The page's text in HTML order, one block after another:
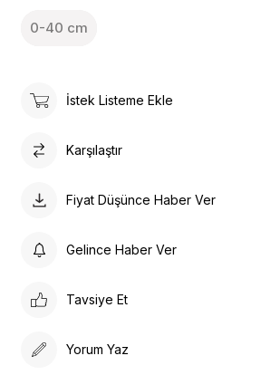
0-40 cm
İstek Listeme Ekle
Karşılaştır
Fiyat Düşünce Haber Ver
Gelince Haber Ver
Tavsiye Et
Yorum Yaz